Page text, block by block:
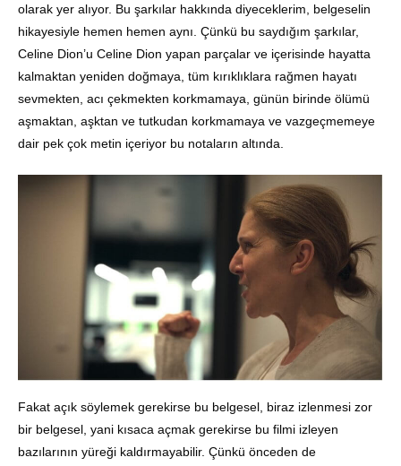
olarak yer alıyor. Bu şarkılar hakkında diyeceklerim, belgeselin
hikayesiyle hemen hemen aynı. Çünkü bu saydığım şarkılar,
Celine Dion’u Celine Dion yapan parçalar ve içerisinde hayatta
kalmaktan yeniden doğmaya, tüm kırıklıklara rağmen hayatı
sevmekten, acı çekmekten korkmamaya, günün birinde ölümü
aşmaktan, aşktan ve tutkudan korkmamaya ve vazgeçmemeye
dair pek çok metin içeriyor bu notaların altında.
Fakat açık söylemek gerekirse bu belgesel, biraz izlenmesi zor
bir belgesel, yani kısaca açmak gerekirse bu filmi izleyen
bazılarının yüreği kaldırmayabilir. Çünkü önceden de